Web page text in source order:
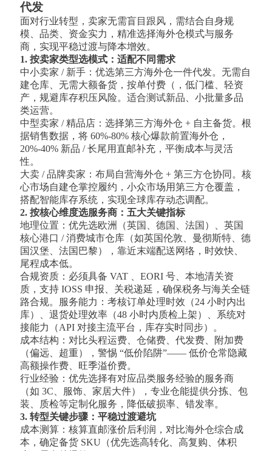
代发
面对行业转型，卖家无需盲目跟风，需结合自身规
模、品类、资金实力，精准选择海外仓模式与服务
商，实现平稳过渡与降本增效。
1. 按卖家类型选模式：适配不同需求
中小卖家 / 新手：优选第三方海外仓一件代发。无需自
建仓库、无需大额备货，按单付费（，低门槛、轻资
产，规避库存积压风险。适合测试新品、小批量多品
类运营。
中型卖家 / 精品店：选择第三方海外仓 + 自主备货。根
据销售数据，将 60%-80% 核心爆款前置海外仓，
20%-40% 新品 / 长尾用直邮补充，平衡成本与灵活
性。
大卖 / 品牌卖家：布局自营海外仓 + 第三方仓协同。核
心市场自建仓掌控履约，小众市场用第三方仓覆盖，
搭配智能库存系统，实现全球库存动态调配。
2. 按核心维度选服务商：五大关键指标
地理位置：优先选欧洲（英国、德国、法国）、英国
核心港口 / 消费城市仓库（如英国伦敦、曼彻斯特、德
国汉堡、法国巴黎），靠近末端配送网络，时效快、
尾程成本低。
合规资质：必须具备 VAT 、EORI 号、本地清关资
质，支持 IOSS 申报、关税递延，确保税务与海关全链
路合规。服务能力：考核订单处理时效（24 小时内出
库）、退货处理效率（48 小时内质检上架）、系统对
接能力（API 对接主流平台，库存实时同步）。
成本结构：对比头程运费、仓储费、代发费、附加费
（偏远、超重），警惕 “低价陷阱”—— 低价仓常隐藏
高额操作费、旺季溢价费。
行业经验：优先选择有对应品类服务经验的服务商
（如 3C、服饰、家居大件），专业仓能提供分拣、包
装、质检等定制化服务，降低破损率、错发率。
3. 转型关键步骤：平稳过渡避坑
成本测算：核算直邮涨价后利润，对比海外仓综合成
本，确定备货 SKU（优先选高转化、高复购、体积